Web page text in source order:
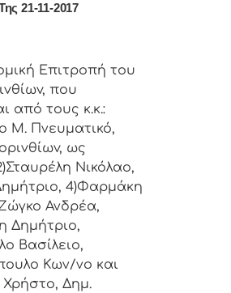
21-11-2017
Επιτρoπή τoυ
πoυ
από τoυς κ.κ.:
Μ. Πνευματικό,
ως
Νικόλαο,
4)Φαρμάκη
Ανδρέα,
Δημήτριο,
Βασίλειο,
Κων/νο και
Δημ.